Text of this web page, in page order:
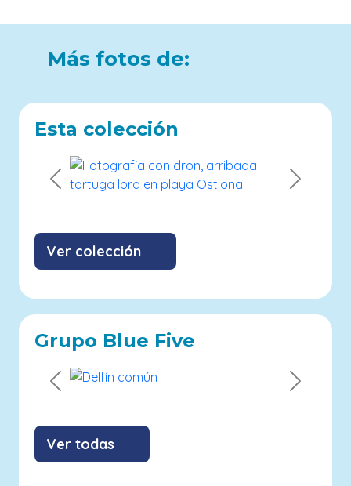
Más fotos de:
Esta colección
Previous Next
Ver colección
Grupo Blue Five
Previous Next
Ver todas